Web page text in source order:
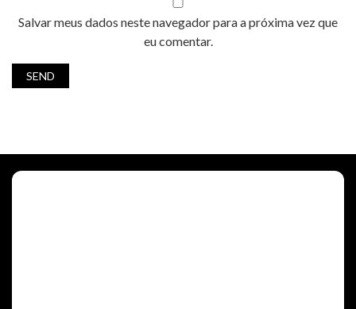
Salvar meus dados neste navegador para a próxima vez que
eu comentar.